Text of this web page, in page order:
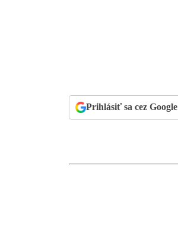
Prihlásiť sa cez Google